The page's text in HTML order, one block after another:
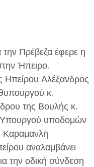
την Πρέβεζα έφερε η
Ήπειρο.
Ηπείρου Αλέξανδρος
κ.
της Βουλής κ.
Υπουργού υποδομών
Καραμανλή
αναλαμβάνει
την οδική σύνδεση